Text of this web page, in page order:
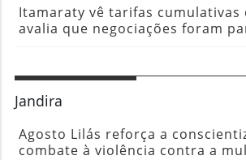
Itamaraty vê tarifas cumulativas
avalia que negociações foram
Jandira
Agosto Lilás reforça a
combate à violência contra a